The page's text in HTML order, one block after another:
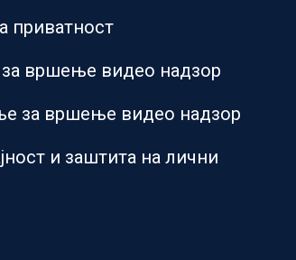
приватност
вршење видео надзор
за вршење видео надзор
и заштита на лични